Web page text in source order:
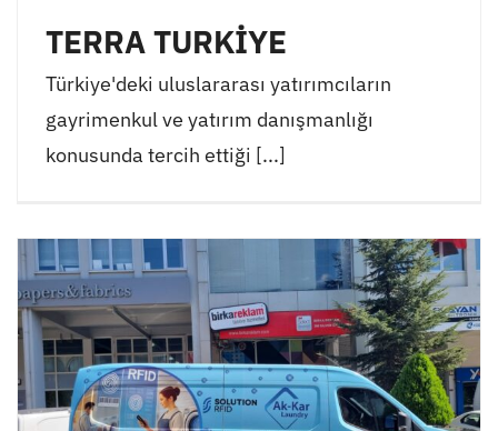
TERRA TURKİYE
Türkiye'deki uluslararası yatırımcıların
gayrimenkul ve yatırım danışmanlığı
konusunda tercih ettiği [...]